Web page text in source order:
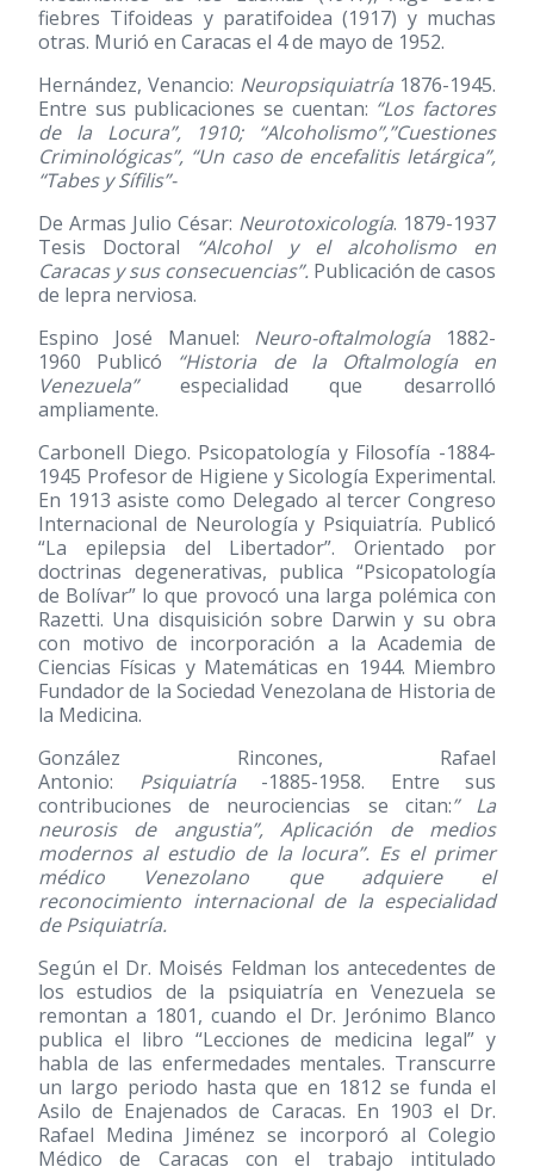
fiebres Tifoideas y paratifoidea(1917) y muchas
otras. Murió en Caracas el 4 de mayo de 1952.
Hernández, Venancio: Neuropsiquiatría 1876-1945.
Entre sus publicaciones se cuentan: “Los factores
de la Locura”, 1910; “Alcoholismo”,”Cuestiones
Criminológicas”, “Un caso de encefalitis letárgica”,
“Tabes y Sífilis”-
De Armas Julio César: Neurotoxicología. 1879-1937
Tesis Doctoral “Alcohol y el alcoholismo en
Caracas y sus consecuencias”. Publicación de casos
de lepra nerviosa.
Espino José Manuel: Neuro-oftalmología 1882-
1960 Publicó “Historia de la Oftalmología en
Venezuela”especialidad que desarrolló
ampliamente.
Carbonell Diego. Psicopatología y Filosofía -1884-
1945 Profesor de Higiene y Sicología Experimental.
En 1913 asiste como Delegado al tercer Congreso
Internacional de Neurología y Psiquiatría. Publicó
“La epilepsia del Libertador”. Orientado por
doctrinas degenerativas, publica “Psicopatología
de Bolívar” lo que provocó una larga polémica con
Razetti. Una disquisición sobre Darwin y su obra
con motivo de incorporación a la Academia de
Ciencias Físicas y Matemáticas en 1944. Miembro
Fundador de la Sociedad Venezolana de Historia de
la Medicina.
González Rincones, Rafael
Antonio: Psiquiatría-1885-1958. Entre sus
contribuciones de neurociencias se citan:” La
neurosis de angustia”, Aplicación de medios
modernos al estudio de la locura”. Es el primer
médico Venezolano que adquiere el
reconocimiento internacional de la especialidad
de Psiquiatría.
Según el Dr. Moisés Feldman los antecedentes de
los estudios de la psiquiatría en Venezuela se
remontan a 1801, cuando el Dr. Jerónimo Blanco
publica el libro “Lecciones de medicina legal” y
habla de las enfermedades mentales. Transcurre
un largo periodo hasta que en 1812 se funda el
Asilo de Enajenados de Caracas. En 1903 el Dr.
Rafael Medina Jiménez se incorporó al Colegio
Médico de Caracas con el trabajo intitulado